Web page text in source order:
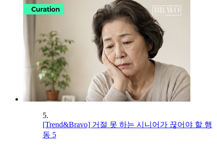
5.
[Trend&Bravo] 거절 못 하는 시니어가 끊어야 할 행
동 5